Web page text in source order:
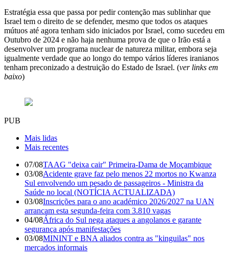
Estratégia essa que passa por pedir contenção mas sublinhar que
Israel tem o direito de se defender, mesmo que todos os ataques
mútuos até agora tenham sido iniciados por Israel, como sucedeu em
Outubro de 2024 e não haja nenhuma prova de que o Irão está a
desenvolver um programa nuclear de natureza militar, embora seja
igualmente verdade que ao longo do tempo vários líderes iranianos
tenham preconizado a destruição do Estado de Israel. (ver links em
baixo)
PUB
Mais lidas
Mais recentes
07/08TAAG "deixa cair" Primeira-Dama de Moçambique
03/08Acidente grave faz pelo menos 22 mortos no Kwanza
Sul envolvendo um pesado de passageiros - Ministra da
Saúde no local (NOTÍCIA ACTUALIZADA)
03/08Inscrições para o ano académico 2026/2027 na UAN
arrancam esta segunda-feira com 3.810 vagas
04/08África do Sul nega ataques a angolanos e garante
segurança após manifestações
03/08MININT e BNA aliados contra as "kinguilas" nos
mercados informais